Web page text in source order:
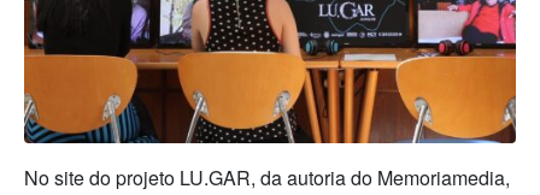
No site do projeto LU.GAR, da autoria do Memoriamedia,